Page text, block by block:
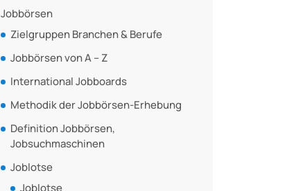
Jobbörsen
Zielgruppen Branchen & Berufe
Jobbörsen von A – Z
International Jobboards
Methodik der Jobbörsen-Erhebung
Definition Jobbörsen,
Jobsuchmaschinen
Joblotse
Joblotse